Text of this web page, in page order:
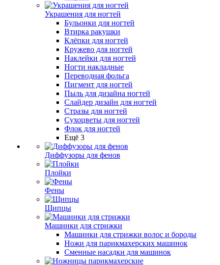
Украшения для ногтей
Бульонки для ногтей
Втирка ракушки
Клёпки для ногтей
Кружево для ногтей
Наклейки для ногтей
Ногти накладные
Переводная фольга
Пигмент для ногтей
Пыль для дизайна ногтей
Слайдер дизайн для ногтей
Стразы для ногтей
Сухоцветы для ногтей
Флок для ногтей
Ещё 3
Диффузоры для фенов
Плойки
Фены
Щипцы
Машинки для стрижки
Машинки для стрижки волос и бороды
Ножи для парикмахерских машинок
Сменные насадки для машинок